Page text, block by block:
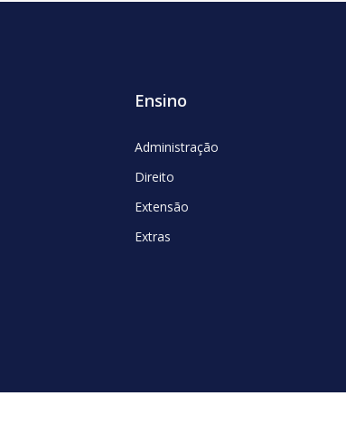
Ensino
Administração
Direito
Extensão
Extras